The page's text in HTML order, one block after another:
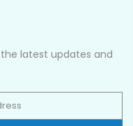
latest updates and